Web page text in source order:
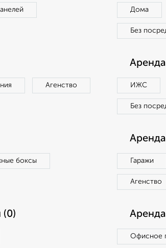
Дома
Без
Агенство ИЖС
Без
боксы Гаражи
Агенство
(0)
Офисное